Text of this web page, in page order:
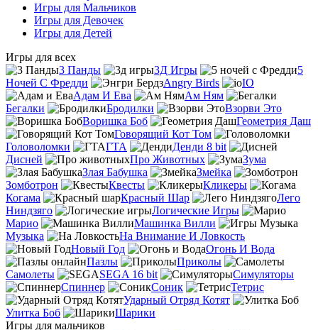
Игры для Мальчиков
Игры для Девочек
Игры для Детей
Игры для всех
3 Панды
3Д Игры
5
Ночей С Фредди
Angry Birds
IO
Адам И Ева
Ам Ням
Бегалки
Бродилки
Взорви Это
Воришка Боб
Геометрия Даш
Говорящий Кот Том
Головоломки
ГТА
Денди 8 bit
Дисней
Про Животных
Зума
Злая Бабушка
Змейка
Зомботрон
Квесты
Кликеры
Когама
Красный Шар
Лего
Ниндзяго
Логические Игры
Марио
Машинка Вилли
Музыка
На Внимание И Ловкость
Новый Год
Огонь И Вода
Пазлы
Приколы
Самолеты
SEGA 16 bit
Симуляторы
Спиннер
Соник
Тетрис
Ударный Отряд Котят
Улитка Боб
Шарики
Игры для мальчиков